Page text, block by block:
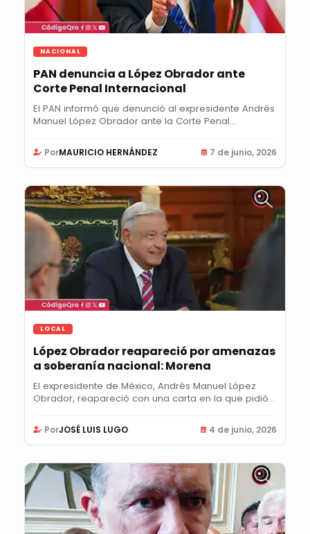
NACIONAL
PAN denuncia a López Obrador ante
Corte Penal Internacional
El PAN informó que denunció al expresidente Andrés
Manuel López Obrador ante la Corte Penal...
PorMAURICIO HERNÁNDEZ 7 de junio, 2026
LOCAL
López Obrador reapareció por amenazas
a soberanía nacional: Morena
El expresidente de México, Andrés Manuel López
Obrador, reapareció con una carta en la que pidió
PorJOSÉ LUIS LUGO 4 de junio, 2026